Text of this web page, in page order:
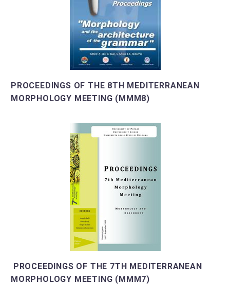
PROCEEDINGS OF THE 8TH MEDITERRANEAN
MORPHOLOGY MEETING (MMM8)
PROCEEDINGS OF THE 7TH MEDITERRANEAN
MORPHOLOGY MEETING (MMM7)